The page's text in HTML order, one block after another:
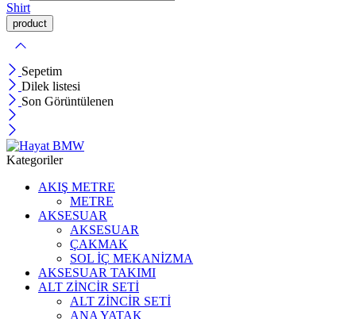
Shirt
Sepetim
Dilek listesi
Son Görüntülenen
Kategoriler
AKIŞ METRE
METRE
AKSESUAR
AKSESUAR
ÇAKMAK
SOL İÇ MEKANİZMA
AKSESUAR TAKIMI
ALT ZİNCİR SETİ
ALT ZİNCİR SETİ
ANA YATAK